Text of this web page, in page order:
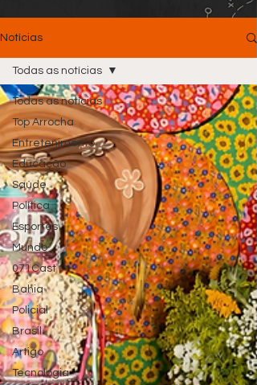
Notícias
Todas as notícias
Top Arrocha
Entretenimento
Educação
Saúde
Política
Esportes
Mundo
071Cast
Bahia
Policial
Brasil
Artigo
Tecnologia
Todas as notícias